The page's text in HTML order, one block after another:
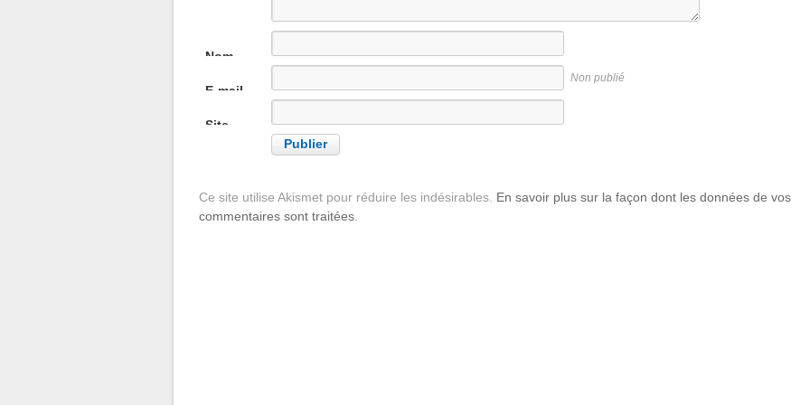
Nom
E-mail
Non publié
Site
Ce site utilise Akismet pour réduire les indésirables. En savoir plus sur la façon dont les données de vos
commentaires sont traitées